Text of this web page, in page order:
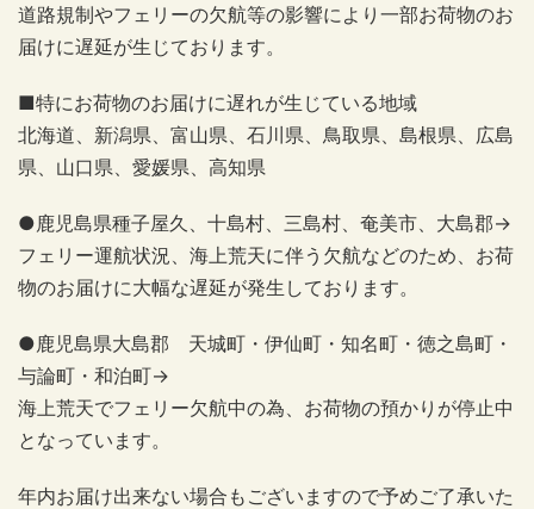
道路規制やフェリーの欠航等の影響により一部お荷物のお
届けに遅延が生じております。
■特にお荷物のお届けに遅れが生じている地域
北海道、新潟県、富山県、石川県、鳥取県、島根県、広島
県、山口県、愛媛県、高知県
●鹿児島県種子屋久、十島村、三島村、奄美市、大島郡→
フェリー運航状況、海上荒天に伴う欠航などのため、お荷
物のお届けに大幅な遅延が発生しております。
●鹿児島県大島郡 天城町・伊仙町・知名町・徳之島町・
与論町・和泊町→
海上荒天でフェリー欠航中の為、お荷物の預かりが停止中
となっています。
年内お届け出来ない場合もございますので予めご了承いた